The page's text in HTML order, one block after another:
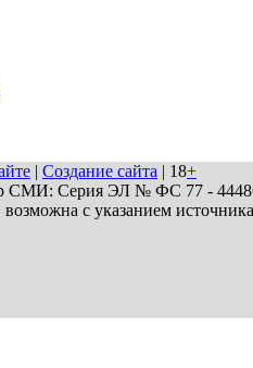
| Создание сайта | 18+
СМИ: Серия ЭЛ № ФС 77 - 44486
с указанием